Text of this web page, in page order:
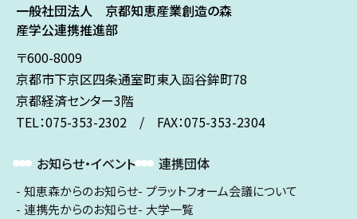
一般社団法人 京都知恵産業創造の森
産学公連携推進部
〒600-8009
京都市下京区四条通室町東入函谷鉾町78
京都経済センター3階
TEL：075-353-2302 / FAX：075-353-2304
お知らせ・イベント
知恵森からのお知らせ
連携先からのお知らせ
連携団体
プラットフォーム会議について
大学一覧